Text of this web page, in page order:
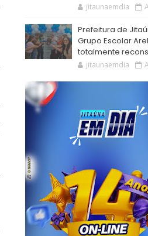
jitaunaemdia
Prefeitura de
Grupo Escolar
totalmente
jitaunaemdia